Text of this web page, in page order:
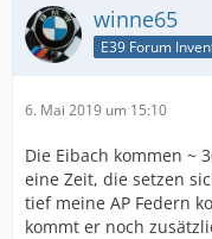
winne65
E39 Forum
6. Mai 2019 um 15:10
Die Eibach kommen ~
eine Zeit, die setzen
tief meine AP Federn
kommt er noch